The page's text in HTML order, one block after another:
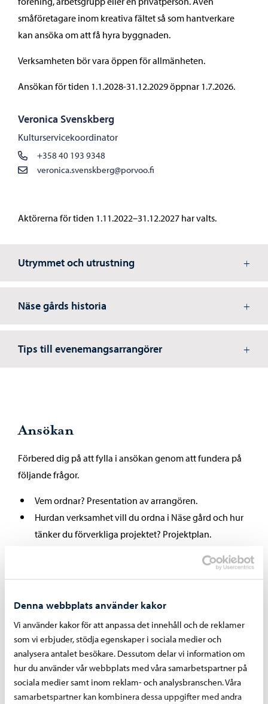
Denna webbplats använder kakor
Vi använder kakor för att anpassa det innehåll och de reklamer
som vi erbjuder, stödja egenskaper i sociala medier och
analysera antalet besökare. Dessutom delar vi information om
hur du använder vår webbplats med våra samarbetspartner på
sociala medier samt inom reklam- och analysbranschen. Våra
samarbetspartner kan kombinera dessa uppgifter med andra
småföretagare inom kreativa fältet så som hantverkare
kan ansöka om att få hyra byggnaden.
Verksamheten bör vara öppen för allmänheten.
Ansökan för tiden 1.1.2028-31.12.2029 öppnar 1.7.2026.
Veronica Svenskberg
Kulturservicekoordinator
+358 40 193 9348
veronica.svenskberg@porvoo.fi
Aktörerna för tiden 1.11.2022–31.12.2027 har valts.
Utrymmet och utrustning
Näse gårds historia
Tips till evenemangsarrangörer
Ansökan
Förbered dig på att fylla i ansökan genom att fundera på
följande frågor.
Vem ordnar? Presentation av arrangören.
Hurdan verksamhet vill du ordna i Näse gård och hur
tänker du förverkliga projektet? Projektplan.
Vem hör till din målgrupp?
För hur många månader önskar du hyra Näse gård?
Har du önskemål på tidpunkt?
Du bör även nämna 1-2 referenspersoner som kan
rekommendera din verksamhet.